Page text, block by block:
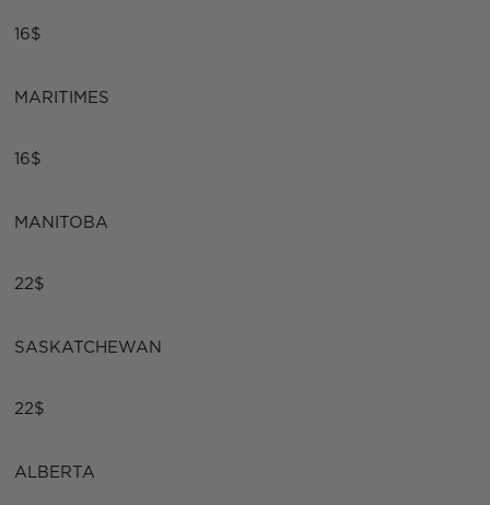
16$
MARITIMES
16$
MANITOBA
22$
SASKATCHEWAN
22$
ALBERTA